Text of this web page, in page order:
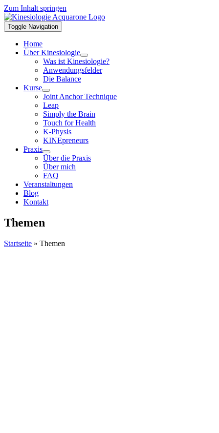
Zum Inhalt springen
Toggle Navigation
Home
Über Kinesiologie
Was ist Kinesiologie?
Anwendungsfelder
Die Balance
Kurse
Joint Anchor Technique
Leap
Simply the Brain
Touch for Health
K-Physis
KINEpreneurs
Praxis
Über die Praxis
Über mich
FAQ
Veranstaltungen
Blog
Kontakt
Themen
Startseite » Themen